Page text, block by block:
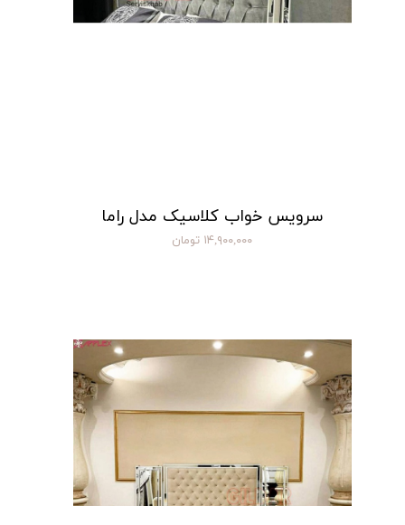
سرویس خواب کلاسیک مدل راما
۱۴,۹۰۰,۰۰۰ تومان